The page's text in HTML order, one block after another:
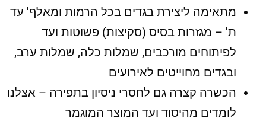
מתאימה ליצירת בגדים בכל הרמות ומאלף' עד
ת' – מגזרות בסיס (סקיצות) פשוטות ועד
לפיתוחים מורכבים, שמלות כלה, שמלות ערב,
ובגדים מחוייטים לאירועים
הכשרה קצרה גם לחסרי ניסיון בתפירה – אצלנו
לומדים מהיסוד ועד המוצר המוגמר